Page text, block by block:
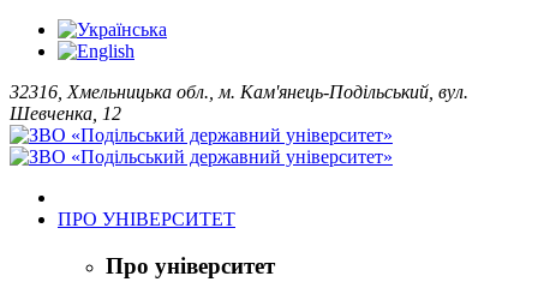
32316, Хмельницька обл., м. Кам'янець-Подільський, вул.
Шевченка, 12
ПРО УНІВЕРСИТЕТ
Про університет